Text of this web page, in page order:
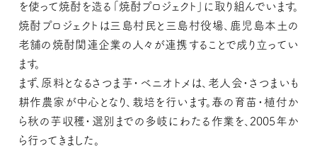
を使って焼酎を造る「焼酎プロジェクト」に取り組んでいます。
焼酎プロジェクトは三島村⺠と三島村役場、鹿児島本土の
⽼舗の焼酎関連企業の人々が連携することで成り⽴ってい
ます。
まず、原料となるさつま芋・ベニオトメは、⽼⼈会・さつまいも
耕作農家が中⼼となり、栽培を⾏います。春の育苗・植付か
ら秋の芋収穫・選別までの多岐にわたる作業を、2005年か
ら⾏ってきました。